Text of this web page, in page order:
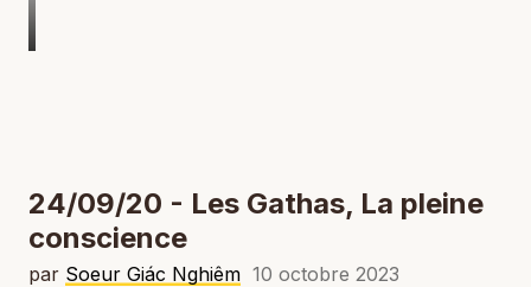
24/09/20 - Les Gathas, La pleine
conscience
par Soeur Giác Nghiêm 10 octobre 2023